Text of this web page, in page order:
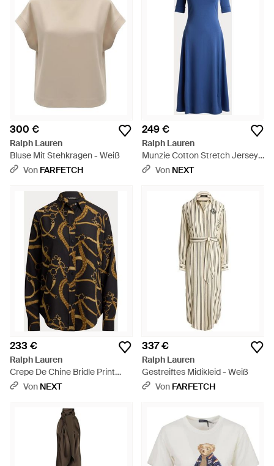
300 €
Ralph Lauren
Bluse Mit Stehkragen - Weiß
Von FARFETCH
249 €
Ralph Lauren
Munzie Cotton Stretch Jersey
Boat Neck Mid Sleeve Dress -
Von NEXT
233 €
Ralph Lauren
Crepe De Chine Bridle Print
Shirt - Schwarz
Von NEXT
337 €
Ralph Lauren
Gestreiftes Midikleid - Weiß
Von FARFETCH